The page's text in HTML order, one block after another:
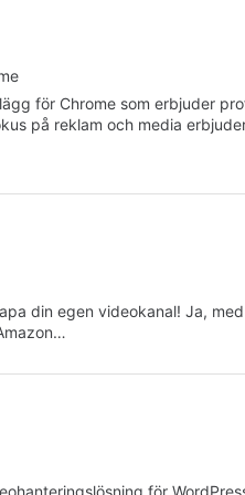
för Chrome som erbjuder
på reklam och media
din egen videokanal! Ja,